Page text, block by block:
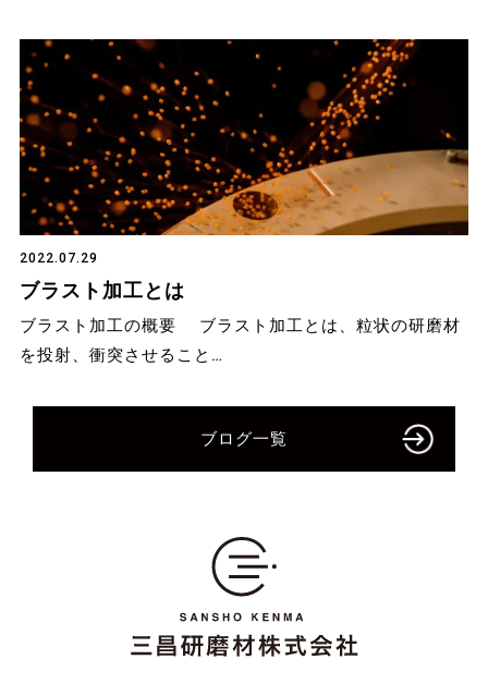
2022.07.29
ブラスト加工とは
ブラスト加工の概要 ブラスト加工とは、粒状の研磨材
を投射、衝突させること…
ブログ一覧